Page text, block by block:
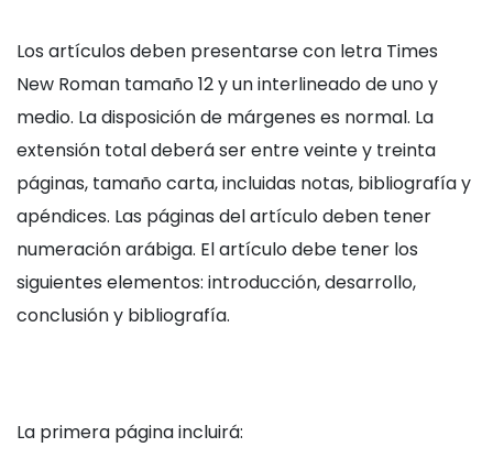
Los artículos deben presentarse con letra Times
New Roman tamaño 12 y un interlineado de uno y
medio. La disposición de márgenes es normal. La
extensión total deberá ser entre veinte y treinta
páginas, tamaño carta, incluidas notas, bibliografía y
apéndices. Las páginas del artículo deben tener
numeración arábiga. El artículo debe tener los
siguientes elementos: introducción, desarrollo,
conclusión y bibliografía.
La primera página incluirá: